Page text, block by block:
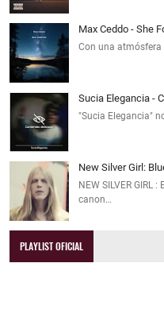
Max Ceddo - She
Con una
Sucia Elegancia -
"Sucia Elegancia"
New Silver Girl:
NEW SILVER GIRL
canon…
PLAYLIST OFICIAL